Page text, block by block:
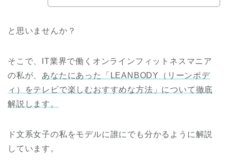
と思いませんか？
そこで、IT業界で働くオンラインフィットネスマニア
の私が、 あなたにあった「LEANBODY（リーンボデ
ィ）をテレビで楽しむおすすめな方法」について徹底
解説します。
ド文系女子の私をモデルに誰にでも分かるように解説
しています。